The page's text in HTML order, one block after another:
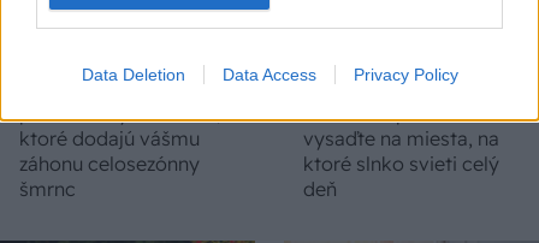
Data Deletion Data Access Privacy Policy
5 trvaliek s
panašovanými listami,
ktoré dodajú vášmu
záhonu celosezónny
šmrnc
Trvalky, ktoré znesú
sucho a teplo? Tieto
vysaďte na miesta, na
ktoré slnko svieti celý
deň